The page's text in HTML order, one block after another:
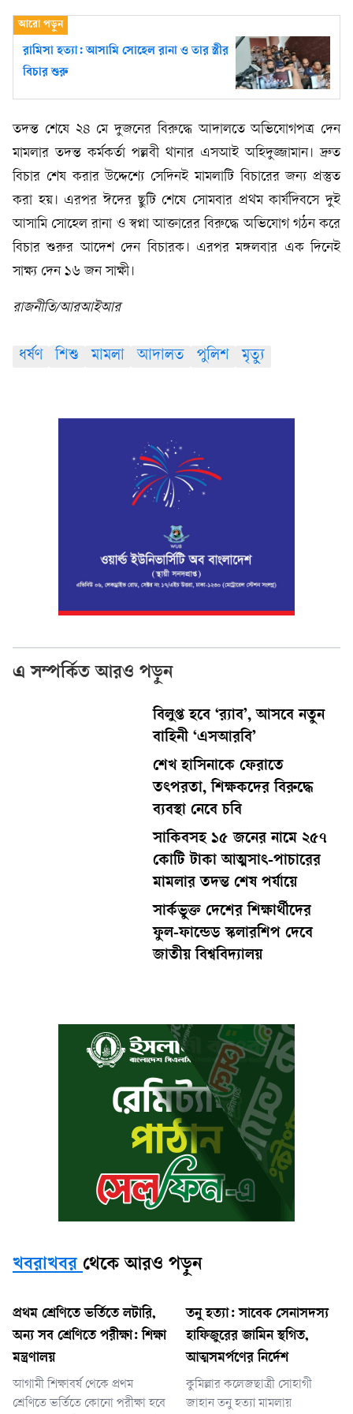
রামিসা হত্যা: আসামি সোহেল রানা ও তার স্ত্রীর
বিচার শুরু
তদন্ত শেষে ২৪ মে দুজনের বিরুদ্ধে আদালতে অভিযোগপত্র দেন
মামলার তদন্ত কর্মকর্তা পল্লবী থানার এসআই অহিদুজ্জামান। দ্রুত
বিচার শেষ করার উদ্দেশ্যে সেদিনই মামলাটি বিচারের জন্য প্রস্তুত
করা হয়। এরপর ঈদের ছুটি শেষে সোমবার প্রথম কার্যদিবসে দুই
আসামি সোহেল রানা ও স্বপ্না আক্তারের বিরুদ্ধে অভিযোগ গঠন করে
বিচার শুরুর আদেশ দেন বিচারক। এরপর মঙ্গলবার এক দিনেই
সাক্ষ্য দেন ১৬ জন সাক্ষী।
রাজনীতি/আরআইআর
ধর্ষণ শিশু মামলা আদালত পুলিশ মৃত্যু
এ সম্পর্কিত আরও পড়ুন
বিলুপ্ত হবে ‘র‍্যাব’, আসবে নতুন
বাহিনী ‘এসআরবি’
শেখ হাসিনাকে ফেরাতে
তৎপরতা, শিক্ষকদের বিরুদ্ধে
ব্যবস্থা নেবে চবি
সাকিবসহ ১৫ জনের নামে ২৫৭
কোটি টাকা আত্মসাৎ-পাচারের
মামলার তদন্ত শেষ পর্যায়ে
সার্কভুক্ত দেশের শিক্ষার্থীদের
ফুল-ফান্ডেড স্কলারশিপ দেবে
জাতীয় বিশ্ববিদ্যালয়
খবরাখবর থেকে আরও পড়ুন
প্রথম শ্রেণিতে ভর্তিতে লটারি,
অন্য সব শ্রেণিতে পরীক্ষা: শিক্ষা
মন্ত্রণালয়
আগামী শিক্ষাবর্ষ থেকে প্রথম
শ্রেণিতে ভর্তিতে কোনো পরীক্ষা হবে
তনু হত্যা: সাবেক সেনাসদস্য
হাফিজুরের জামিন স্থগিত,
আত্মসমর্পণের নির্দেশ
কুমিল্লার কলেজছাত্রী সোহাগী
জাহান তনু হত্যা মামলায়